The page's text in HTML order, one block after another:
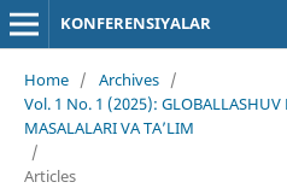
KONFERENSIYALAR
Home / Archives /
Vol. 1 No. 1 (2025): GLOBALLASHUV
MASALALARI VA TA’LIM
/
Articles